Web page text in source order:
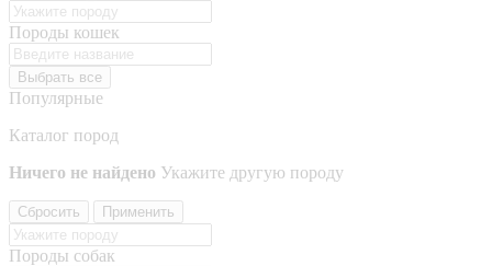
Породы кошек
Выбрать все
Популярные
Каталог пород
Ничего не найдено Укажите другую породу
Сбросить Применить
Породы собак